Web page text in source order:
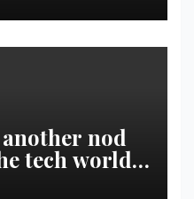
nod
tech world |